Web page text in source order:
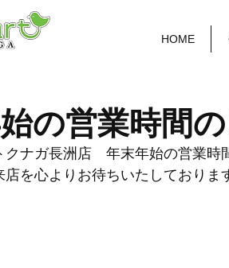
HOME
の営業時間
ナガ長洲店　年末年始の営業時
店を心よりお待ちいたしておりま